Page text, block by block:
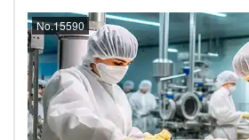
No.15590